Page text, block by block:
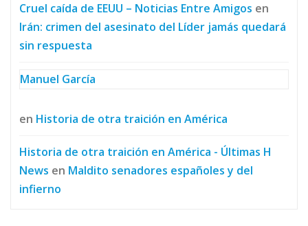
Cruel caída de EEUU – Noticias Entre Amigos en
Irán: crimen del asesinato del Líder jamás quedará
sin respuesta
Manuel García
en Historia de otra traición en América
Historia de otra traición en América - Últimas H
News en Maldito senadores españoles y del
infierno